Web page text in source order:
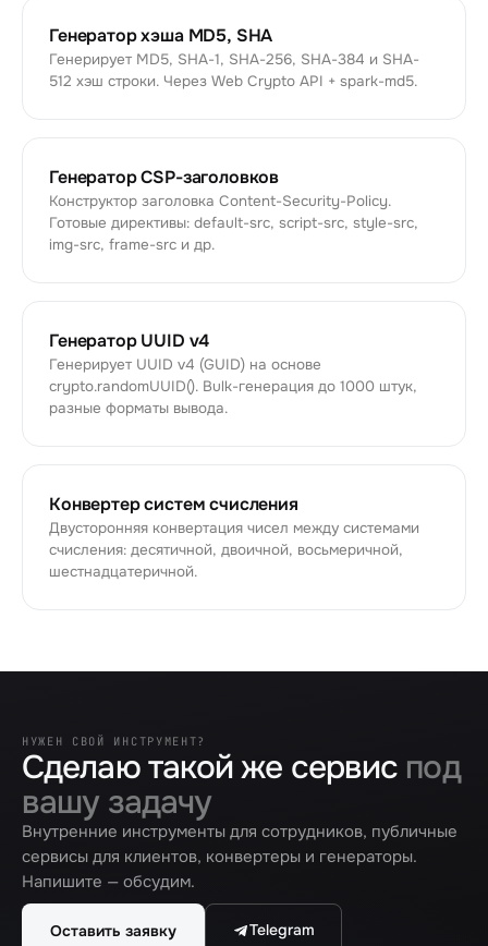
Генератор хэша MD5, SHA
Генерирует MD5, SHA-1, SHA-256, SHA-384 и SHA-
512 хэш строки. Через Web Crypto API + spark-md5.
Генератор CSP-заголовков
Конструктор заголовка Content-Security-Policy.
Готовые директивы: default-src, script-src, style-src,
img-src, frame-src и др.
Генератор UUID v4
Генерирует UUID v4 (GUID) на основе
crypto.randomUUID(). Bulk-генерация до 1000 штук,
разные форматы вывода.
Конвертер систем счисления
Двусторонняя конвертация чисел между системами
счисления: десятичной, двоичной, восьмеричной,
шестнадцатеричной.
НУЖЕН СВОЙ ИНСТРУМЕНТ?
Сделаю такой же сервис под
вашу задачу
Внутренние инструменты для сотрудников, публичные
сервисы для клиентов, конвертеры и генераторы.
Напишите — обсудим.
Оставить заявку Telegram